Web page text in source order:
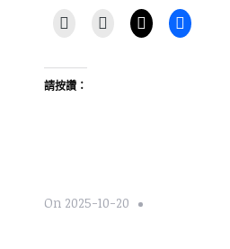
請按讚：
On 2025-10-20